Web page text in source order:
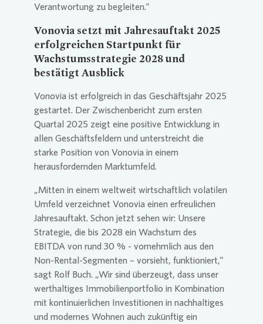
Verantwortung zu begleiten.“
Vonovia setzt mit Jahresauftakt 2025
erfolgreichen Startpunkt für
Wachstumsstrategie 2028 und
bestätigt Ausblick
Vonovia ist erfolgreich in das Geschäftsjahr 2025
gestartet. Der Zwischenbericht zum ersten
Quartal 2025 zeigt eine positive Entwicklung in
allen Geschäftsfeldern und unterstreicht die
starke Position von Vonovia in einem
herausfordernden Marktumfeld.
„Mitten in einem weltweit wirtschaftlich volatilen
Umfeld verzeichnet Vonovia einen erfreulichen
Jahresauftakt. Schon jetzt sehen wir: Unsere
Strategie, die bis 2028 ein Wachstum des
EBITDA von rund 30 % - vornehmlich aus den
Non-Rental-Segmenten – vorsieht, funktioniert,“
sagt Rolf Buch. „Wir sind überzeugt, dass unser
werthaltiges Immobilienportfolio in Kombination
mit kontinuierlichen Investitionen in nachhaltiges
und modernes Wohnen auch zukünftig ein